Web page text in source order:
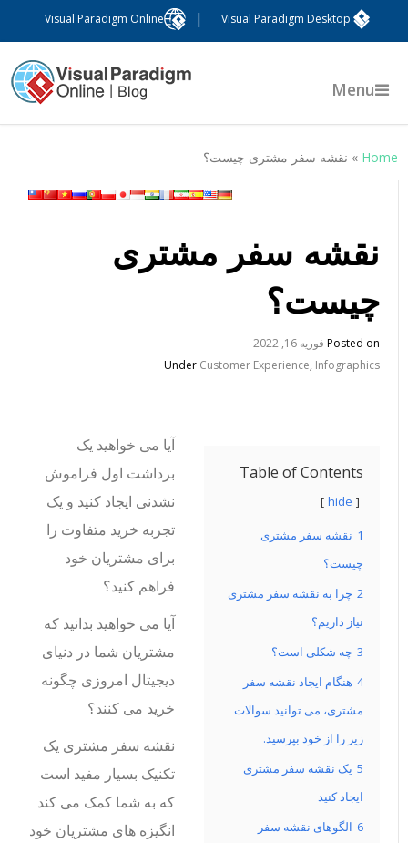
Visual Paradigm Desktop
Visual Paradigm Online
Menu
Home
» نقشه سفر مشتری چیست؟
نقشه سفر مشتری
چیست؟
Posted onفوریه 16, 2022
UnderCustomer Experience,Infographics
Table of Contents
hide
نقشه سفر مشتری
چیست؟
چرا به نقشه سفر مشتری
نیاز داریم؟
چه شکلی است؟
هنگام ایجاد نقشه سفر
مشتری، می توانید سوالات
زیر را از خود بپرسید.
یک نقشه سفر مشتری
ایجاد کنید
الگوهای نقشه سفر
آیا می خواهید یک
برداشت اول فراموش
نشدنی ایجاد کنید و یک
تجربه خرید متفاوت را
برای مشتریان خود
فراهم کنید؟
آیا می خواهید بدانید که
مشتریان شما در دنیای
دیجیتال امروزی چگونه
خرید می کنند؟
نقشه سفر مشتری یک
تکنیک بسیار مفید است
که به شما کمک می کند
انگیزه های مشتریان خود